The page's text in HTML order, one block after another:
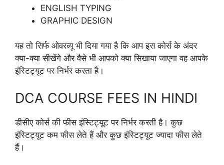
ENGLISH TYPING
GRAPHIC DESIGN
यह तो सिर्फ ओवरव्यू भी दिया गया है कि आप इस कोर्स के अंदर
क्या-क्या सीखेंगे और वैसे भी आपको क्या सिखाया जाएगा वह आपके
इंस्टिट्यूट पर निर्भर करता है।
DCA COURSE FEES IN HINDI
डीसीए कोर्स की फीस इंस्टिट्यूट पर निर्भर करती है। कुछ
इंस्टिट्यूट कम फीस लेते हैं और कुछ इंस्टिट्यूट ज्यादा फीस लेते
हैं।